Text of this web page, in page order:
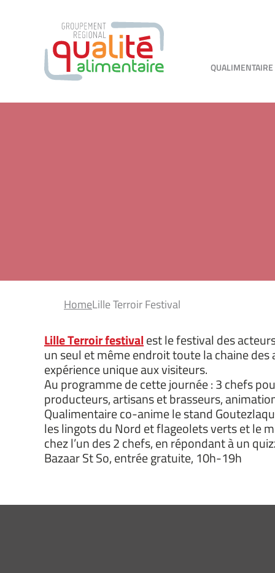
QUALIMENTAIRE
HomeLille Terroir Festival
Lille Terroir festivalest le festival des
un seul et même endroit toute la chaine
expérience unique aux visiteurs.
Au programme de cette journée : 3 chefs
producteurs, artisans et brasseurs,
Qualimentaire co-anime le stand
les lingots du Nord et flageolets verts et le
chez l’un des 2 chefs, en répondant à un
Bazaar St So, entrée gratuite, 10h-19h